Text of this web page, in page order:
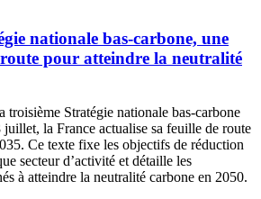
nationale bas-carbone, une
pour atteindre la neutralité
troisième Stratégie nationale bas-carbone
la France actualise sa feuille de route
Ce texte fixe les objectifs de réduction
secteur d’activité et détaille les
à atteindre la neutralité carbone en 2050.